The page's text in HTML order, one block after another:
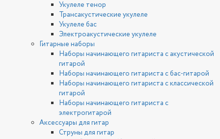
Укулеле тенор
Трансакустические укулеле
Укулеле бас
Электроакустические укулеле
Гитарные наборы
Наборы начинающего гитариста с акустической
гитарой
Наборы начинающего гитариста с бас-гитарой
Наборы начинающего гитариста с классической
гитарой
Наборы начинающего гитариста с
электрогитарой
Аксессуары для гитар
Струны для гитар